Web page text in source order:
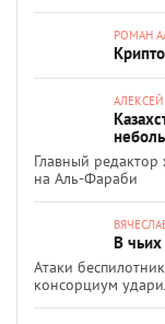
РОМАН
Главный
на Аль-Фараби
В
Атаки
консорциум